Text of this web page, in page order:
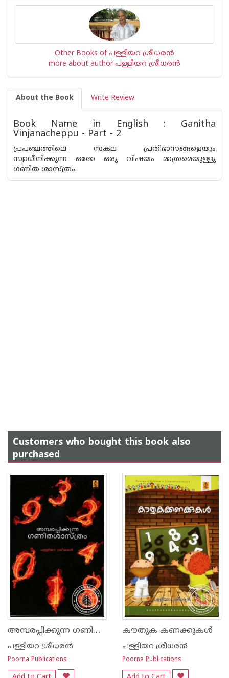
Other Books of പള്ളിയറ ശ്രീധര‌ന്‍
more about author പള്ളിയറ ശ്രീധര‌ന്‍
About the Book Write Review
Book Name in English : Ganitha
Vinjanacheppu - Part - 2
പ്രപഞ്ചത്തിലെ സകല പ്രതിഭാസങ്ങളെയും
സ്വാധീനിക്കുന്ന ഒരോ ഒരു വിഷയം മാത്രമെയുള്ളു
ഗണിത ശാസ്ത്രം.
Customers who bought this book also
purchased
അമ്പരപ്പിക്കുന്ന ഗണിത ശാസ്ത്രം
പള്ളിയറ ശ്രീധര‌ന്‍
Poorna Publications
കൗതുക കണക്കുകള്‍
പള്ളിയറ ശ്രീധര‌ന്‍
Poorna Publications